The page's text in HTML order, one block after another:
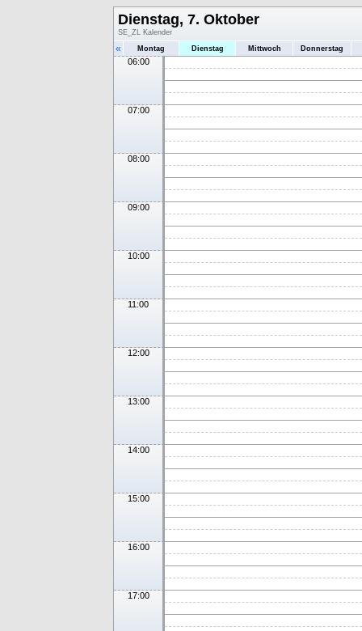
Dienstag, 7. Oktober
SE_ZL Kalender
« Montag Dienstag Mittwoch Donnerstag
06:00
07:00
08:00
09:00
10:00
11:00
12:00
13:00
14:00
15:00
16:00
17:00